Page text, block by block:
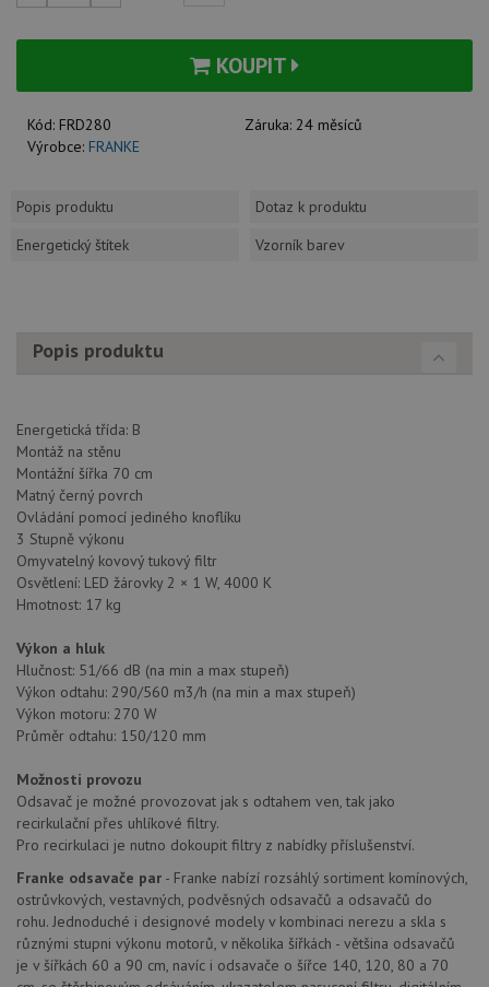
KOUPIT
Kód: FRD280 Záruka: 24 měsíců
Výrobce: FRANKE
Popis produktu
Dotaz k produktu
Energetický štítek
Vzorník barev
Popis produktu
Energetická třída: B
Montáž na stěnu
Montážní šířka 70 cm
Matný černý povrch
Ovládání pomocí jediného knoflíku
3 Stupně výkonu
Omyvatelný kovový tukový filtr
Osvětlení: LED žárovky 2 × 1 W, 4000 K
Hmotnost: 17 kg
Výkon a hluk
Hlučnost: 51/66 dB (na min a max stupeň)
Výkon odtahu: 290/560 m3/h (na min a max stupeň)
Výkon motoru: 270 W
Průměr odtahu: 150/120 mm
Možnosti provozu
Odsavač je možné provozovat jak s odtahem ven, tak jako
recirkulační přes uhlíkové filtry.
Pro recirkulaci je nutno dokoupit filtry z nabídky příslušenství.
Franke odsavače par - Franke nabízí rozsáhlý sortiment komínových,
ostrůvkových, vestavných, podvěsných odsavačů a odsavačů do
rohu. Jednoduché i designové modely v kombinaci nerezu a skla s
různými stupni výkonu motorů, v několika šířkách - většina odsavačů
je v šířkách 60 a 90 cm, navíc i odsavače o šířce 140, 120, 80 a 70